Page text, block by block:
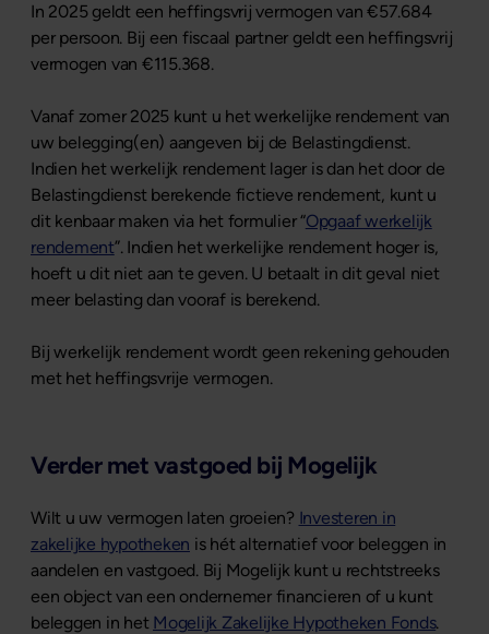
In 2025 geldt een heffingsvrij vermogen van €57.684
per persoon. Bij een fiscaal partner geldt een heffingsvrij
vermogen van €115.368.
Vanaf zomer 2025 kunt u het werkelijke rendement van
uw belegging(en) aangeven bij de Belastingdienst.
Indien het werkelijk rendement lager is dan het door de
Belastingdienst berekende fictieve rendement, kunt u
dit kenbaar maken via het formulier “Opgaaf werkelijk
rendement”. Indien het werkelijke rendement hoger is,
hoeft u dit niet aan te geven. U betaalt in dit geval niet
meer belasting dan vooraf is berekend.
Bij werkelijk rendement wordt geen rekening gehouden
met het heffingsvrije vermogen.
Verder met vastgoed bij Mogelijk
Wilt u uw vermogen laten groeien? Investeren in
zakelijke hypotheken is hét alternatief voor beleggen in
aandelen en vastgoed. Bij Mogelijk kunt u rechtstreeks
een object van een ondernemer financieren of u kunt
beleggen in het Mogelijk Zakelijke Hypotheken Fonds.